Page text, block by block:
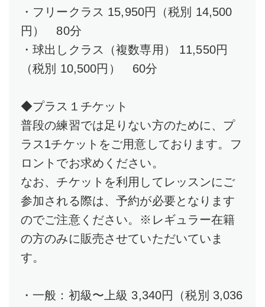
・フリークラス 15,950円（税別 14,500
円） 80分
・球出しクラス（複数専用） 11,550円
（税別 10,500円） 60分
◆プラス１チケット
普段の練習では足りない方のために、プ
ラス1チケットをご用意しております。フ
ロントでお求めください。
なお、チケットを利用してレッスンにご
参加される際は、予約が必要となります
のでご注意ください。※レギュラー在籍
の方のみに販売させていただいていま
す。
・一般：初級〜上級 3,340円（税別 3,036